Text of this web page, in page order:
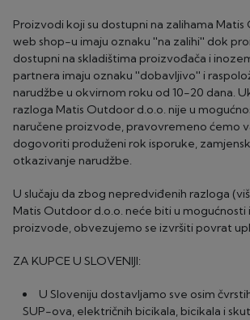
Proizvodi koji su dostupni na zalihama Matis
web shop-u imaju oznaku ''na zalihi'' dok
dostupni na skladištima proizvođača i
partnera imaju oznaku ''dobavljivo'' i
narudžbe u okvirnom roku od 10-20 dana.
razloga Matis Outdoor d.o.o. nije u
naručene proizvode, pravovremeno ćemo
dogovoriti produženi rok isporuke,
otkazivanje narudžbe.
U slučaju da zbog nepredviđenih razloga
Matis Outdoor d.o.o. neće biti u mogućnosti
proizvode, obvezujemo se izvršiti povrat
ZA KUPCE U SLOVENIJI:
U Sloveniju dostavljamo sve osim
SUP-ova, električnih bicikala, bicikala i